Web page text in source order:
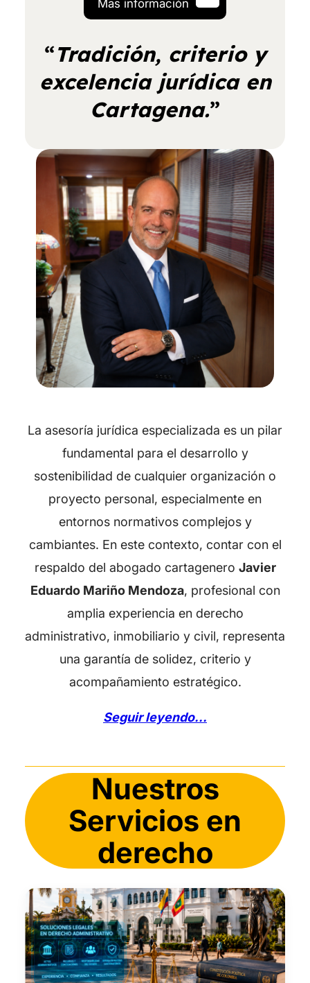
Mas información
“Tradición, criterio y
excelencia jurídica en
Cartagena.”
La asesoría jurídica especializada es un pilar
fundamental para el desarrollo y
sostenibilidad de cualquier organización o
proyecto personal, especialmente en
entornos normativos complejos y
cambiantes. En este contexto, contar con el
respaldo del abogado cartagenero Javier
Eduardo Mariño Mendoza, profesional con
amplia experiencia en derecho
administrativo, inmobiliario y civil, representa
una garantía de solidez, criterio y
acompañamiento estratégico.
Seguir leyendo...
Nuestros
Servicios en
derecho